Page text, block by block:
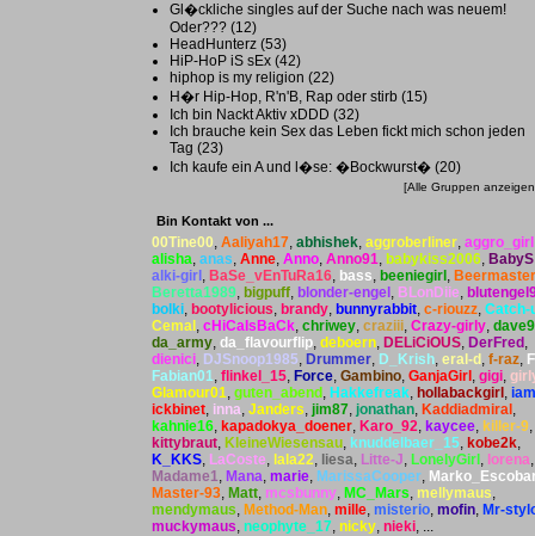
Gl�ckliche singles auf der Suche nach was neuem!
Oder??? (12)
HeadHunterz (53)
HiP-HoP iS sEx (42)
hiphop is my religion (22)
H�r Hip-Hop, R'n'B, Rap oder stirb (15)
Ich bin Nackt Aktiv xDDD (32)
Ich brauche kein Sex das Leben fickt mich schon jeden
Tag (23)
Ich kaufe ein A und l�se: �Bockwurst� (20)
[Alle Gruppen
Bin Kontakt von ...
00Tine00, Aaliyah17, abhishek, aggroberliner, aggro_girl
alisha, anas, Anne, Anno, Anno91, babykiss2006, BabyS
alki-girl , BaSe_vEnTuRa16, bass, beeniegirl , Beermaster
Beretta1989, bigpuff, blonder-engel , BLonDiie,
bolki, bootylicious, brandy, bunnyrabbit, c-riouzz, Catch-
Cemal , cHiCaIsBaCk, chriwey, craziii, Crazy-girly,
da_army, da_flavourflip, deboern, DELiCiOUS, DerFred ,
dienici, DJSnoop1985, Drummer, D_Krish, eral-d , f-raz,
Fabian01, flinkel_15, Force, Gambino, GanjaGirl , gigi,
Glamour01, guten_abend , Hakkefreak, hollabackgirl ,
ickbinet, inna, Janders, jim87, jonathan, Kaddiadmiral ,
kahnie16, kapadokya_doener, Karo_92, kaycee, killer-9,
kittybraut, KleineWiesensau, knuddelbaer_15, kobe2k,
K_KKS, LaCoste, lala22, liesa, Litte-J, LonelyGirl , lorena,
Madame1, Mana, marie, MarissaCooper,
Master-93, Matt, mcsbunny, MC_Mars, mellymaus,
mendymaus, Method-Man, mille, misterio, mofin, Mr-
muckymaus, neophyte_17, nicky, nieki, ...